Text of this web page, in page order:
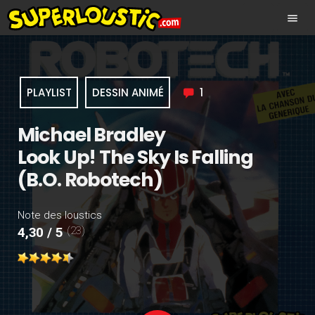
menu
PLAYLIST DESSIN ANIMÉ 1
Michael Bradley
Look Up! The Sky Is Falling
(B.O. Robotech)
Note des loustics
4,30 / 5 (23)